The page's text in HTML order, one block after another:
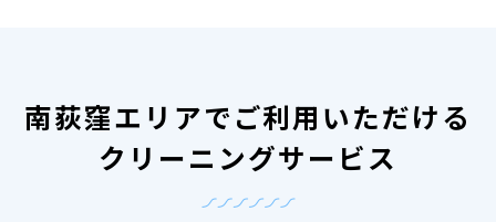
南荻窪エリアでご利用いただける
クリーニングサービス